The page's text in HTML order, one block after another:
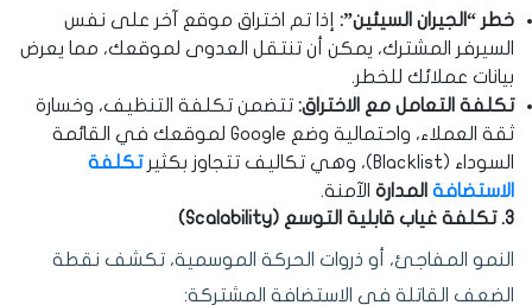
خطر “الجيران السيئين”: إذا تم اختراق موقع آخر على نفس
السيرفر المشترك، يمكن أن تنتقل العدوى لموقعك، مما يعرض
بيانات عملائك للخطر.
تكلفة التعامل مع الاختراق: تتضمن تكلفة التنظيف، وخسارة
ثقة العملاء، واحتمالية وضع Google لموقعك في القائمة
السوداء (Blacklist)، وهي تكاليف تتجاوز بكثير
تكلفة
الاستضافة المدارة الآمنة.
3. تكلفة غياب قابلية التوسع (Scalability)
النمو المفاجئ، أو ذروات الحركة الموسمية، تكشف نقطة
الضعف القاتلة في الاستضافة المشتركة: